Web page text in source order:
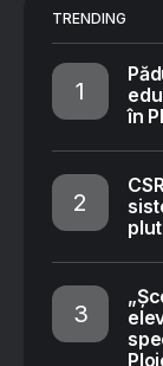
TRENDING
în